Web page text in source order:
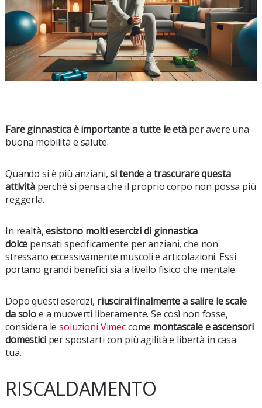
Fare ginnastica è importante a tutte le etàper avere una
buona mobilità e salute.
Quando si è più anziani,si tende a trascurare questa
attivitàperché si pensa che il proprio corpo non possa più
reggerla.
In realtà,esistono molti esercizi di ginnastica
dolce pensati specificamente per anziani, che non
stressano eccessivamente muscoli e articolazioni. Essi
portano grandi benefici sia a livello fisico che mentale.
Dopo questi esercizi, riuscirai finalmente a salire le scale
da soloe a muoverti liberamente. Se così non fosse,
considera lesoluzioni Vimeccome montascale e ascensori
domesticiper spostarti con più agilità e libertà in casa
tua.
RISCALDAMENTO